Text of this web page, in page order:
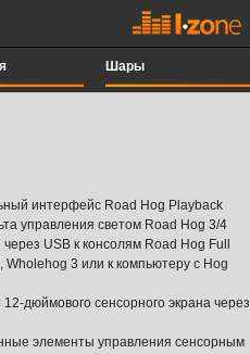
Шары
интерфейс Road Hog Playback
управления светом Road Hog 3/4
USB к консолям Road Hog Full
Wholehog 3 или к компьютеру с Hog
дюймового сенсорного экрана через
элементы управления сенсорным